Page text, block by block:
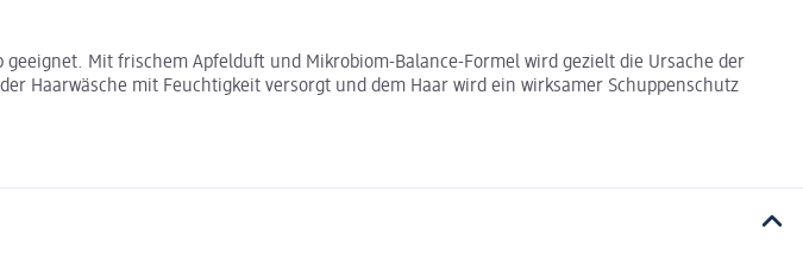
Mit frischem Apfelduft und Mikrobiom-Balance-Formel wird gezielt die Ursache der
Haarwäsche mit Feuchtigkeit versorgt und dem Haar wird ein wirksamer Schuppenschutz